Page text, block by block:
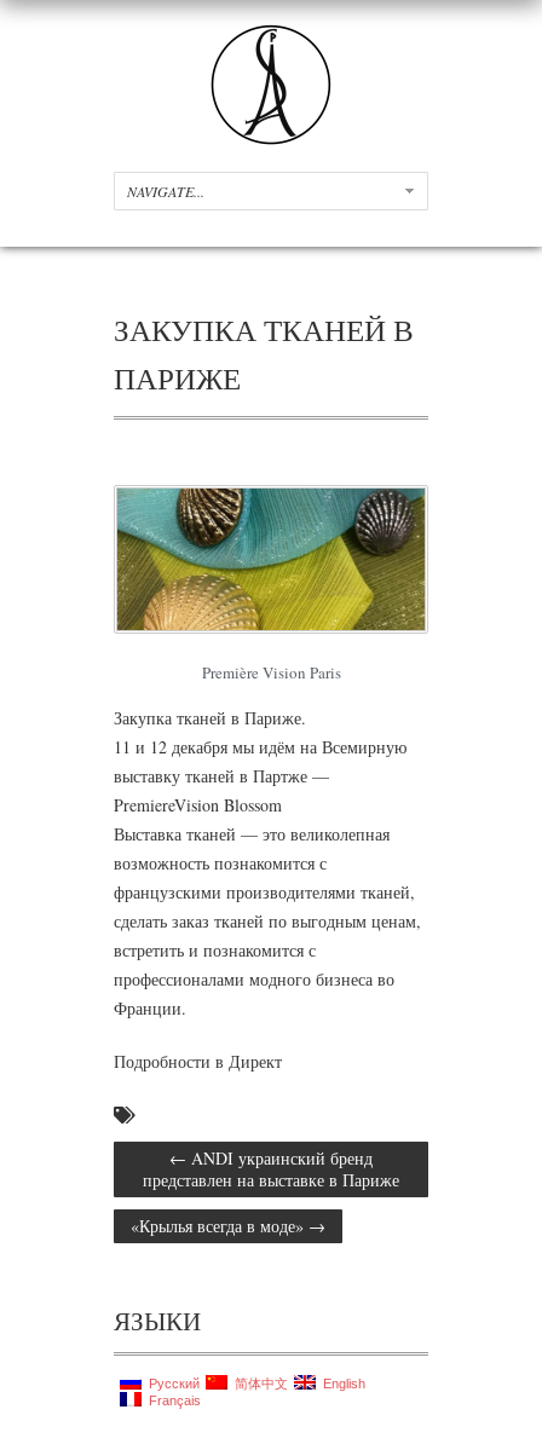
ЗАКУПКА ТКАНЕЙ В
ПАРИЖЕ
Première Vision Paris
Закупка тканей в Париже.
11 и 12 декабря мы идём на Всемирную
выставку тканей в Партже —
PremiereVision Blossom
Выставка тканей — это великолепная
возможность познакомится с
французскими производителями тканей,
сделать заказ тканей по выгодным ценам,
встретить и познакомится с
профессионалами модного бизнеса во
Франции.
Подробности в Директ
← ANDI украинский бренд
представлен на выставке в Париже
«Крылья всегда в моде» →
ЯЗЫКИ
Русский 简体中文
English
Français